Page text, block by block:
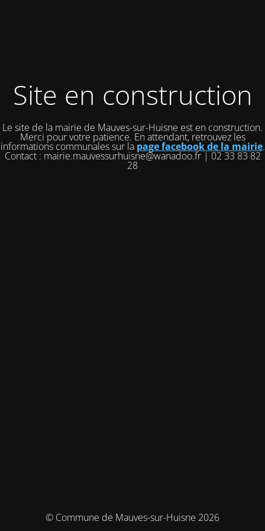
Site en construction
Le site de la mairie de Mauves-sur-Huisne est en construction.
Merci pour votre patience. En attendant, retrouvez les
informations communales sur la page facebook de la mairie.
Contact : mairie.mauvessurhuisne@wanadoo.fr | 02 33 83 82
28
© Commune de Mauves-sur-Huisne 2026